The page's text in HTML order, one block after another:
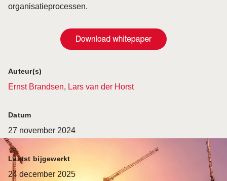
organisatieprocessen.
Auteur(s)
Ernst Brandsen, Lars van der Horst
Datum
27 november 2024
Laatst bijgewerkt
24 december 2025